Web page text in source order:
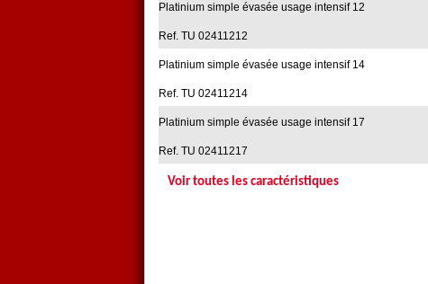
Platinium simple évasée usage intensif 12
Ref. TU 02411212
Platinium simple évasée usage intensif 14
Ref. TU 02411214
Platinium simple évasée usage intensif 17
Ref. TU 02411217
Voir toutes les caractéristiques